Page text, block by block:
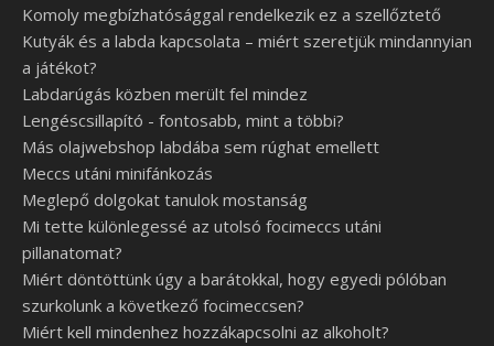
Komoly megbízhatósággal rendelkezik ez a szellőztető
Kutyák és a labda kapcsolata – miért szeretjük mindannyian
a játékot?
Labdarúgás közben merült fel mindez
Lengéscsillapító - fontosabb, mint a többi?
Más olajwebshop labdába sem rúghat emellett
Meccs utáni minifánkozás
Meglepő dolgokat tanulok mostanság
Mi tette különlegessé az utolsó focimeccs utáni
pillanatomat?
Miért döntöttünk úgy a barátokkal, hogy egyedi pólóban
szurkolunk a következő focimeccsen?
Miért kell mindenhez hozzákapcsolni az alkoholt?